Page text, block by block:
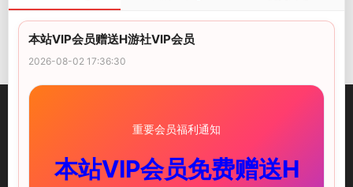
illusion中國-I社中國官方網站
本站VIP会员赠送H游社VIP会员
2026-08-02 17:36:30
重要会员福利通知
本站VIP会员免费赠送H